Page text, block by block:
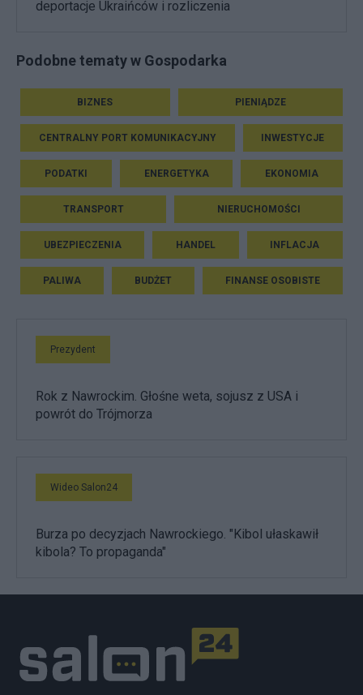
deportacje Ukraińców i rozliczenia
Podobne tematy w Gospodarka
BIZNES PIENIĄDZE
CENTRALNY PORT KOMUNIKACYJNY INWESTYCJE
PODATKI ENERGETYKA EKONOMIA
TRANSPORT NIERUCHOMOŚCI
UBEZPIECZENIA HANDEL INFLACJA
PALIWA BUDŻET FINANSE OSOBISTE
Prezydent
Rok z Nawrockim. Głośne weta, sojusz z USA i
powrót do Trójmorza
Wideo Salon24
Burza po decyzjach Nawrockiego. "Kibol ułaskawił
kibola? To propaganda"